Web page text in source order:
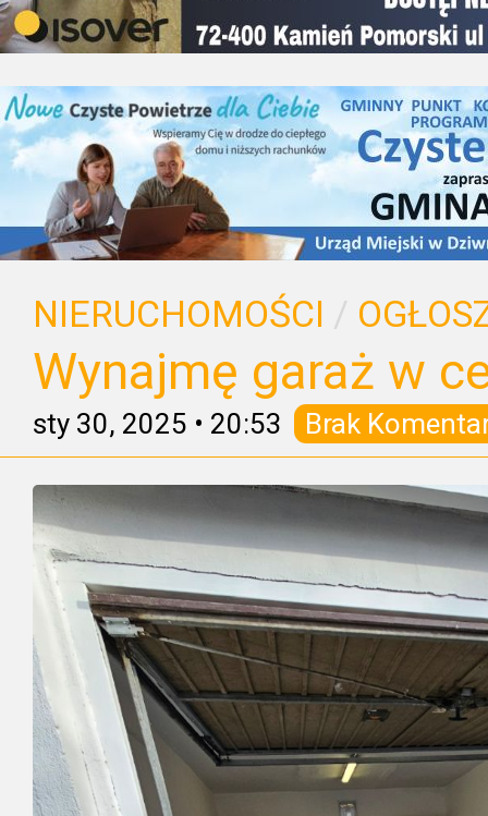
NIERUCHOMOŚCI /
Wynajmę garaż w
sty 30, 2025 • 20:53 Brak